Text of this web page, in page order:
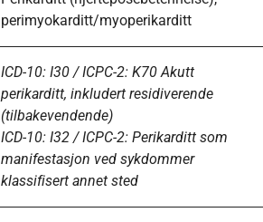
perimyokarditt/myoperikarditt
ICD-10: I30 / ICPC-2: K70 Akutt
perikarditt, inkludert residiverende
(tilbakevendende)
ICD-10: I32 / ICPC-2: Perikarditt som
manifestasjon ved sykdommer
klassifisert annet sted